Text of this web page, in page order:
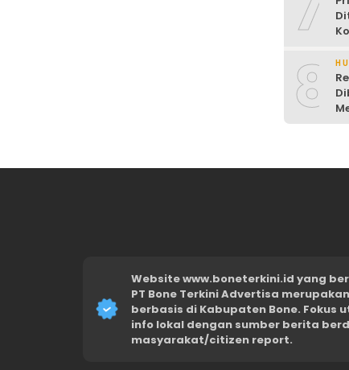
8
Website www.boneterkini.id yang
PT Bone Terkini Advertisa
berbasis di Kabupaten Bone. Fokus
info lokal dengan sumber berita
masyarakat/citizen report.